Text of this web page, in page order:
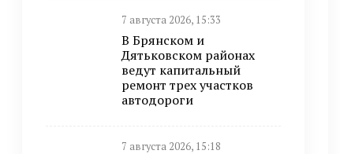
7 августа 2026, 15:33
В Брянском и
Дятьковском районах
ведут капитальный
ремонт трех участков
автодороги
7 августа 2026, 15:18